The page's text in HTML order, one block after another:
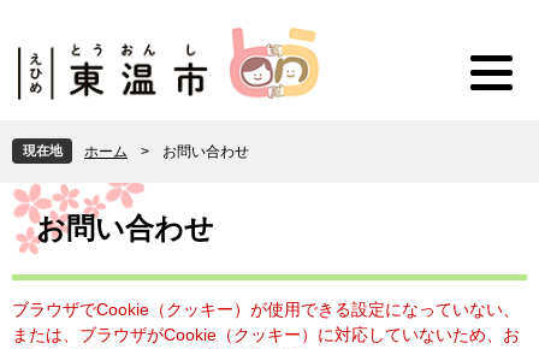
頭
で
す
。
飛
ば
し
て
本
現在地 ホーム > お問い合わせ
本
文 お問い合わせ
ブラウザでCookie（クッキー）が使用できる設定になっていない、
または、ブラウザがCookie（クッキー）に対応していないため、お